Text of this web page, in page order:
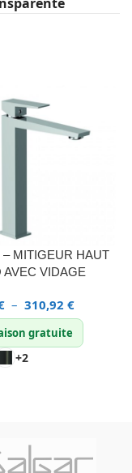
– MITIGEUR HAUT
AVEC VIDAGE
– 310,92 €
gratuite
+2